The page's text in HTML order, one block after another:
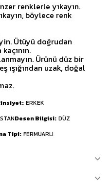
renklerle yıkayın.
böylece renk
Ütüyü doğrudan
Ürünü düz bir
ışığından uzak, doğal
ERKEK
Desen Bilgisi DÜZ
Tipi FERMUARLI